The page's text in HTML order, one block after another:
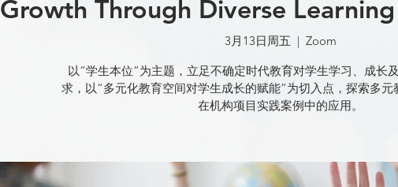
Growth Through Diverse
3月13日周五
  |
Zoom
以“学生本位”为主题，立足不确定时代教育对学生学习、成长
求，以“多元化教育空间对学生成长的赋能”为切入点，探索多
在机构项目实践案例中的应用。